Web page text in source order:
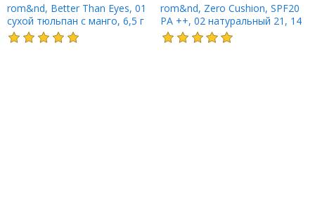
rom&nd, Better Than Eyes, 01
сухой тюльпан с манго, 6,5 г
rom&nd, Zero Cushion, SPF20
PA ++, 02 натуральный 21, 14
г